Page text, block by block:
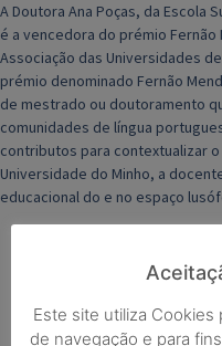
A Doutora Ana Poças, da Escola
é a vencedora do prémio Fernão
Associação das Universidades
prémio denominado Fernão
de mestrado ou doutoramento
comunidades de língua
contributos para contextualizar o
Universidade do Minho, a
educacional do e no espaço
Este site utiliza Cookies
de navegação e para